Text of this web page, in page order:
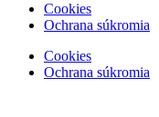
Cookies
Ochrana súkromia
Cookies
Ochrana súkromia